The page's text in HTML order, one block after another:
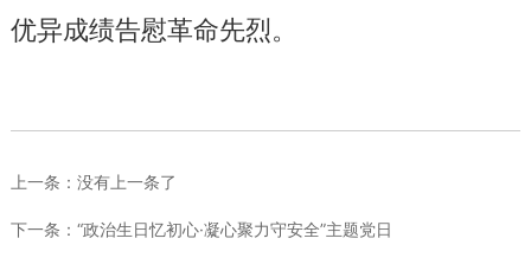
优异成绩告慰革命先烈。
上一条： 没有上一条了
下一条： “政治生日忆初心·凝心聚力守安全”主题党日